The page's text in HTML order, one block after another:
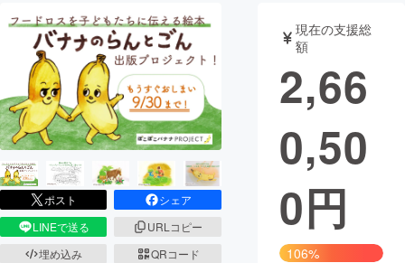
テクノロジー・ガジェット
映像・映画 書籍・雑誌
ビジネス・起業 チャレンジ
まちづくり・地域活性化
CAMPFIRE for Social Good
CAMPFIRE Creation
ポスト
シェア
LINEで送る
URLコピー
埋め込み
QRコード
現在の支援総
額
2,66
0,50
0円
106%